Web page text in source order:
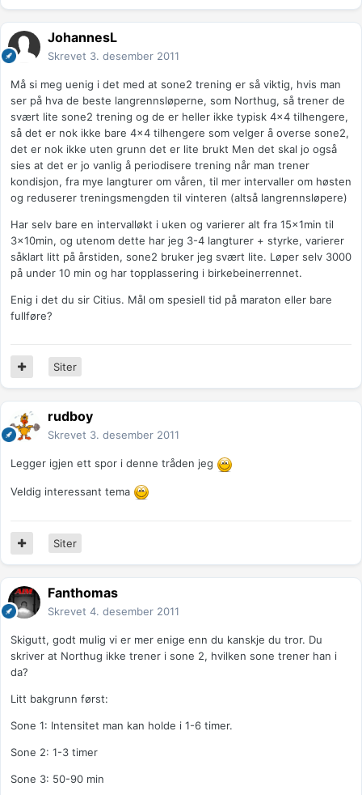
JohannesL
Skrevet 3. desember 2011
Må si meg uenig i det med at sone2 trening er så viktig, hvis man
ser på hva de beste langrennsløperne, som Northug, så trener de
svært lite sone2 trening og de er heller ikke typisk 4x4 tilhengere,
så det er nok ikke bare 4x4 tilhengere som velger å overse sone2,
det er nok ikke uten grunn det er lite brukt Men det skal jo også
sies at det er jo vanlig å periodisere trening når man trener
kondisjon, fra mye langturer om våren, til mer intervaller om høsten
og reduserer treningsmengden til vinteren (altså langrennsløpere)
Har selv bare en intervalløkt i uken og varierer alt fra 15x1min til
3x10min, og utenom dette har jeg 3-4 langturer + styrke, varierer
såklart litt på årstiden, sone2 bruker jeg svært lite. Løper selv 3000
på under 10 min og har topplassering i birkebeinerrennet.
Enig i det du sir Citius. Mål om spesiell tid på maraton eller bare
fullføre?
Siter
rudboy
Skrevet 3. desember 2011
Legger igjen ett spor i denne tråden jeg
Veldig interessant tema
Siter
Fanthomas
Skrevet 4. desember 2011
Skigutt, godt mulig vi er mer enige enn du kanskje du tror. Du
skriver at Northug ikke trener i sone 2, hvilken sone trener han i
da?
Litt bakgrunn først:
Sone 1: Intensitet man kan holde i 1-6 timer.
Sone 2: 1-3 timer
Sone 3: 50-90 min